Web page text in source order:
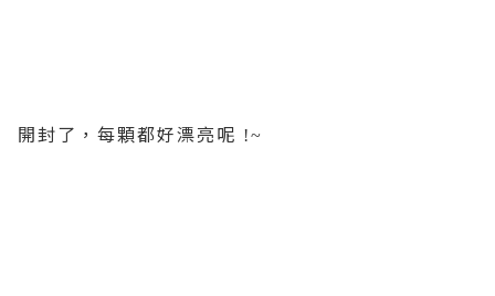
開封了，每顆都好漂亮呢 !~